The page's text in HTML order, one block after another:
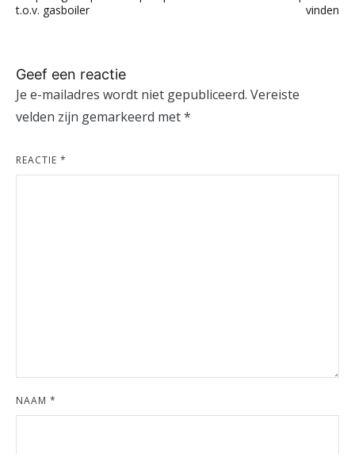
navigatie
t.o.v. gasboiler
vinden
Geef een reactie
Je e-mailadres wordt niet gepubliceerd. Vereiste
velden zijn gemarkeerd met*
REACTIE *
NAAM *